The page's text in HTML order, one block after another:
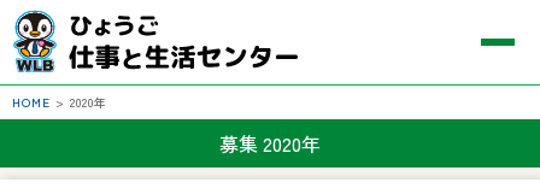
HOME > 2020年
募集 2020年